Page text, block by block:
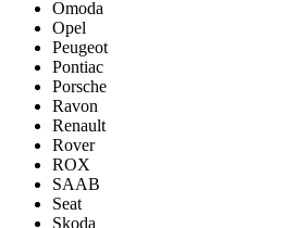
Omoda
Opel
Peugeot
Pontiac
Porsсhe
Ravon
Renault
Rover
ROX
SAAB
Seat
Skoda